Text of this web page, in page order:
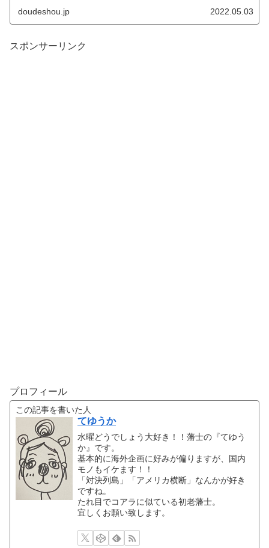
doudeshou.jp 2022.05.03
スポンサーリンク
プロフィール
この記事を書いた人
てゆうか
水曜どうでしょう大好き！！藩士の『てゆう
か』です。
基本的に海外企画に好みが偏りますが、国内
モノもイケます！！
「対決列島」「アメリカ横断」なんかが好き
ですね。
たれ目でコアラに似ている初老藩士。
宜しくお願い致します。